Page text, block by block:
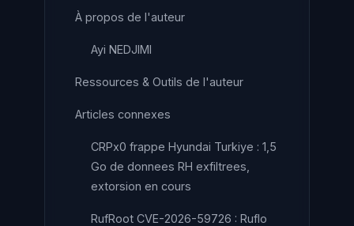
À propos de l'auteur
Ayi NEDJIMI
Ressources & Outils de l'auteur
Articles connexes
CRPx0 frappe Hyundai Turkiye : 1,5
Go de donnees RH exfiltrees,
extorsion en cours
RufRoot CVE-2026-59726 : Ruflo